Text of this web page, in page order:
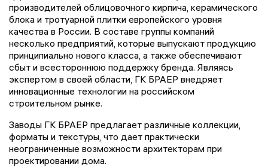
производителей облицовочного кирпича, керамического
блока и тротуарной плитки европейского уровня
качества в России. В составе группы компаний
несколько предприятий, которые выпускают продукцию
принципиально нового класса, а также обеспечивают
сбыт и всестороннюю поддержку бренда. Являясь
экспертом в своей области, ГК БРАЕР внедряет
инновационные технологии на российском
строительном рынке.
Заводы ГК БРАЕР предлагает различные коллекции,
форматы и текстуры, что дает практически
неограниченные возможности архитекторам при
проектировании дома.